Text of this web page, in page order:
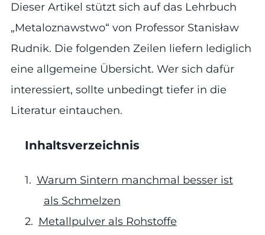
Dieser Artikel stützt sich auf das Lehrbuch
„Metaloznawstwo“ von Professor Stanisław
Rudnik. Die folgenden Zeilen liefern lediglich
eine allgemeine Übersicht. Wer sich dafür
interessiert, sollte unbedingt tiefer in die
Literatur eintauchen.
Inhaltsverzeichnis
Warum Sintern manchmal besser ist
als Schmelzen
Metallpulver als Rohstoffe